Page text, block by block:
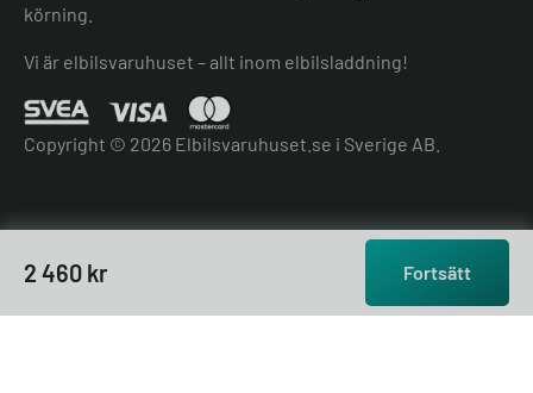
körning.
Vi är elbilsvaruhuset – allt inom elbilsladdning!
Copyright © 2026 Elbilsvaruhuset.se i Sverige AB.
2 460 kr Fortsätt